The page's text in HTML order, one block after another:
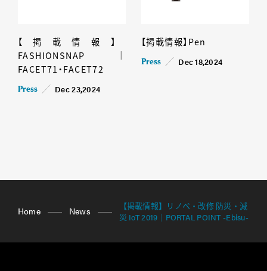
【掲載情報】
FASHIONSNAP｜
FACET71・FACET72
Press Dec 23,2024
【掲載情報】Pen
Press Dec 18,2024
Home News
【掲載情報】リノベ・改修 防災・減
災 IoT 2019｜PORTAL POINT -Ebisu-